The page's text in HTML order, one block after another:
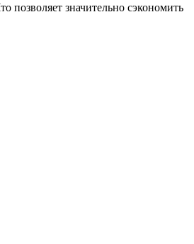
позволяет значительно сэкономить